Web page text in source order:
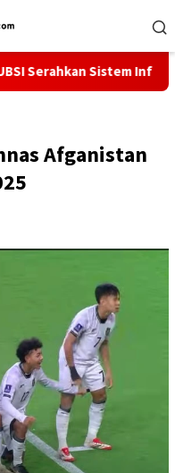
Informasi Tracer
Afganistan